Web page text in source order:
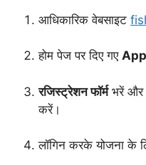
आधिकारिक वेबसाइट
होम पेज पर दिए गए
रजिस्ट्रेशन फॉर्मभरें और
करें।
लॉगिन करके योजना के